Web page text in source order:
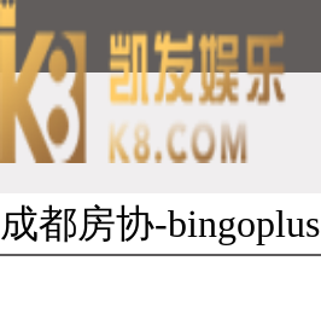
成都房协-bingoplus